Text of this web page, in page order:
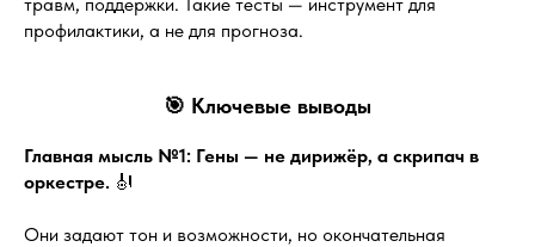
профилактики, а не для прогноза.
🎯 Ключевые выводы
Главная мысль №1: Гены — не дирижёр, а скрипач в
оркестре. 🎻
Они задают тон и возможности, но окончательная